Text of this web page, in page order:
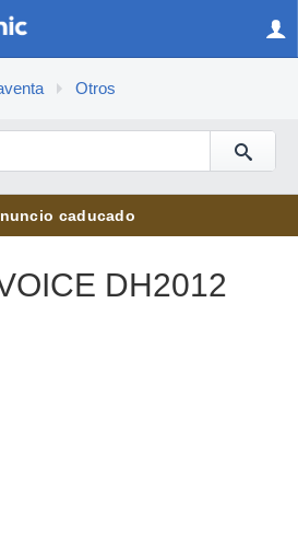
Otros
caducado
DH2012